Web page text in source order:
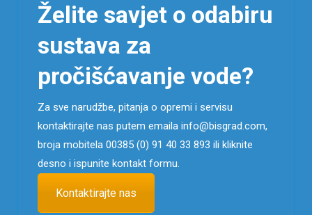
Želite savjet o odabiru
sustava za
pročišćavanje vode?
Za sve narudžbe, pitanja o opremi i servisu
kontaktirajte nas putem emaila info@bisgrad.com,
broja mobitela 00385 (0) 91 40 33 893 ili kliknite
desno i ispunite kontakt formu.
Kontaktirajte nas